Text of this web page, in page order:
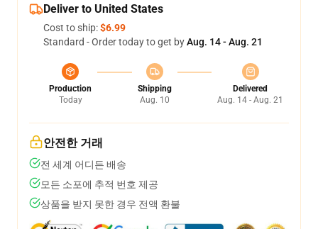
Deliver to United States
Cost to ship:$6.99
Standard - Order today to get byAug. 14 - Aug. 21
Production
Today
Shipping
Aug. 10
Delivered
Aug. 14 - Aug. 21
안전한 거래
전 세계 어디든 배송
모든 소포에 추적 번호 제공
상품을 받지 못한 경우 전액 환불